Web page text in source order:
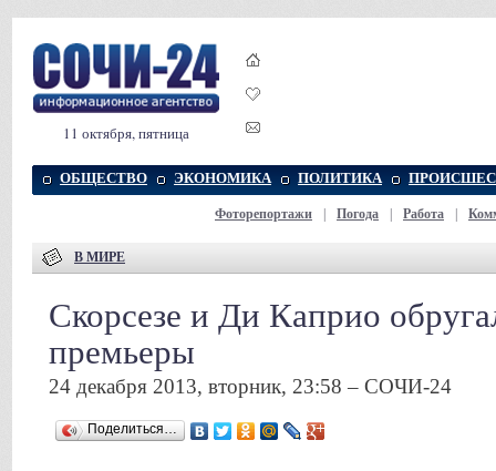
11 октября, пятница
ОБЩЕСТВО ЭКОНОМИКА ПОЛИТИКА
Фоторепортажи Погода Работа
В МИРЕ
Скорсезе и Ди Каприо
премьеры
24 декабря 2013, вторник, 23:58 – СОЧИ-24
Поделиться…